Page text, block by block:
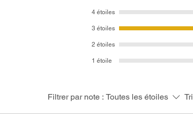
4 étoiles
3 étoiles
2 étoiles
1 étoile
Filtrer par note : Toutes les étoiles